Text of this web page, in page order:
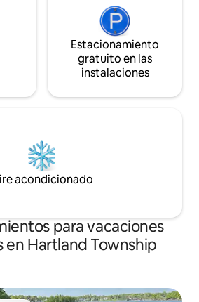
Estacionamiento
gratuito en las
instalaciones
acondicionado
para vacaciones
en Hartland Township